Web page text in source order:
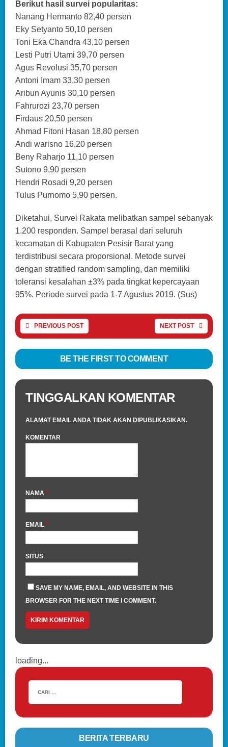
Berikut hasil survei popularitas:
Nanang Hermanto 82,40 persen
Eky Setyanto 50,10 persen
Toni Eka Chandra 43,10 persen
Lesti Putri Utami 39,70 persen
Agus Revolusi 35,70 persen
Antoni Imam 33,30 persen
Aribun Ayunis 30,10 persen
Fahrurozi 23,70 persen
Firdaus 20,50 persen
Ahmad Fitoni Hasan 18,80 persen
Andi warisno 16,20 persen
Beny Raharjo 11,10 persen
Sutono 9,90 persen
Hendri Rosadi 9,20 persen
Tulus Purnomo 5,90 persen.
Diketahui, Survei Rakata melibatkan sampel sebanyak
1.200 responden. Sampel berasal dari seluruh
kecamatan di Kabupaten Pesisir Barat yang
terdistribusi secara proporsional. Metode survei
dengan stratified random sampling, dan memiliki
toleransi kesalahan ±3% pada tingkat kepercayaan
95%. Periode survei pada 1-7 Agustus 2019. (Sus)
PREVIOUS POST NEXT POST
BE THE FIRST TO COMMENT
TINGGALKAN KOMENTAR
ALAMAT EMAIL ANDA TIDAK AKAN DIPUBLIKASIKAN.
KOMENTAR
NAMA *
EMAIL *
SITUS
SAVE MY NAME, EMAIL, AND WEBSITE IN THIS
BROWSER FOR THE NEXT TIME I COMMENT.
loading...
BERITA TERBARU